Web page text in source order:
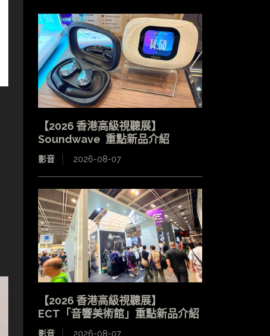
【2026 香港高級視聽展】
Soundwave 重點新品介紹
影音 2026-08-07
【2026 香港高級視聽展】
ECT「音響美術館」重點新品介紹
影音 2026-08-07